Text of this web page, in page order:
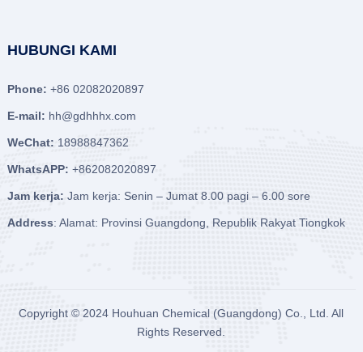
HUBUNGI KAMI
Phone: +86 02082020897
E-mail: hh@gdhhhx.com
WeChat: 18988847362
WhatsAPP: +862082020897
Jam kerja: Jam kerja: Senin – Jumat 8.00 pagi – 6.00 sore
Address: Alamat: Provinsi Guangdong, Republik Rakyat Tiongkok
Copyright © 2024 Houhuan Chemical (Guangdong) Co., Ltd. All
Rights Reserved.